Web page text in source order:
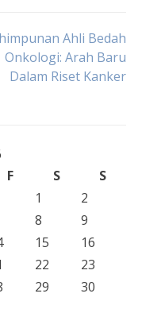
Ahli Bedah
Onkologi: Arah Baru
Dalam Riset Kanker
F S
S
1
2
8
9
15
16
22
23
29
30